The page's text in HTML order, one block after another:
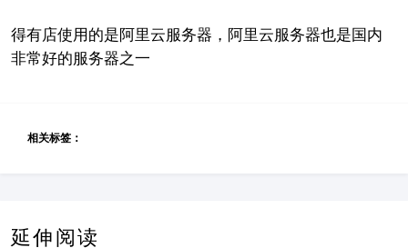
得有店使用的是阿里云服务器， 阿里云服务器也是国内
非常好的服务器之一
相关标签：
延伸阅读